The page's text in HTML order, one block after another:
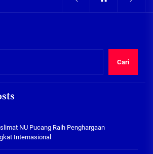
05/08/2026
Mantap, MI Muslimat NU
Pucang Raih Penghargaan
Gelar FGD Bersama BNN, SMP Al
Muslim Bentengi Siswa Dari
Pengaruh Buruk Narkoba
Cari
NU Pucang Raih Penghargaan
Internasional